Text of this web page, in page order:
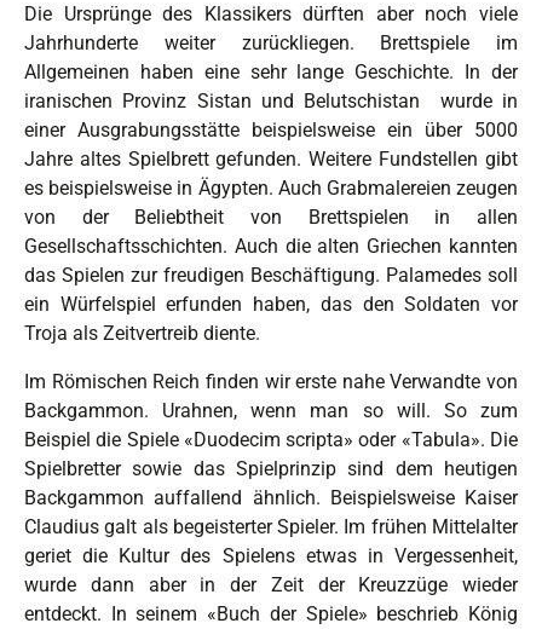
Die Ursprünge des Klassikers dürften aber noch viele
Jahrhunderte weiter zurückliegen. Brettspiele im
Allgemeinen haben eine sehr lange Geschichte. In der
iranischen Provinz Sistan und Belutschistan
wurde in
einer Ausgrabungsstätte beispielsweise ein über 5000
Jahre altes Spielbrett gefunden. Weitere Fundstellen gibt
es beispielsweise in Ägypten. Auch Grabmalereien zeugen
von der Beliebtheit von Brettspielen in allen
Gesellschaftsschichten. Auch die alten Griechen kannten
das Spielen zur freudigen Beschäftigung. Palamedes soll
ein Würfelspiel erfunden haben, das den Soldaten vor
Troja als Zeitvertreib diente.
Im Römischen Reich finden wir erste nahe Verwandte von
Backgammon. Urahnen, wenn man so will. So zum
Beispiel die Spiele «Duodecim scripta» oder «Tabula». Die
Spielbretter sowie das Spielprinzip sind dem heutigen
Backgammon auffallend ähnlich. Beispielsweise Kaiser
Claudius galt als begeisterter Spieler. Im frühen Mittelalter
geriet die Kultur des Spielens etwas in Vergessenheit,
wurde dann aber in der Zeit der Kreuzzüge wieder
entdeckt. In seinem «Buch der Spiele» beschrieb König